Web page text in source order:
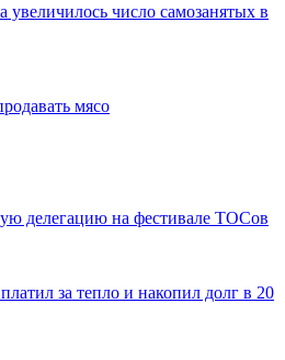
увеличилось число самозанятых в
мясо
делегацию на фестивале ТОСов
за тепло и накопил долг в 20